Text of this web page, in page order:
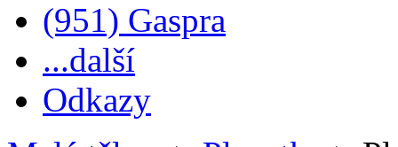
(951) Gaspra
...další
Odkazy